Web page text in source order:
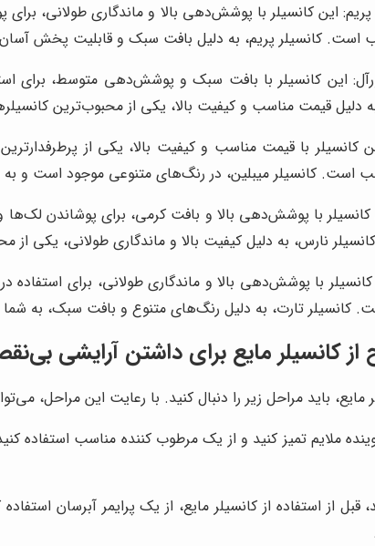
پریم: این کانسیلر با پوشش‌دهی بالا و ماندگاری طولانی،
است. کانسیلر پریم، به دلیل بافت سبک و قابلیت پخش
دلیل قیمت مناسب و کیفیت بالا، یکی از محبوب‌ترین
کانسیلر با قیمت مناسب و کیفیت بالا، یکی از
است. کانسیلر میبلین، در رنگ‌های متنوعی موجود است و
کانسیلر با پوشش‌دهی بالا و بافت کرمی، برای پوشاندن
نارس، به دلیل کیفیت بالا و ماندگاری طولانی، یکی از
کانسیلر با پوشش‌دهی بالا و ماندگاری طولانی، برای
کانسیلر تارت، به دلیل رنگ‌های متنوع و بافت سبک، به
کانسیلر مایع برای داشتن آرایشی
مایع، باید مراحل زیر را دنبال کنید. با رعایت این مراحل،
ملایم تمیز کنید و از یک مرطوب کننده مناسب
از استفاده از کانسیلر مایع، از یک پرایمر آبرسان